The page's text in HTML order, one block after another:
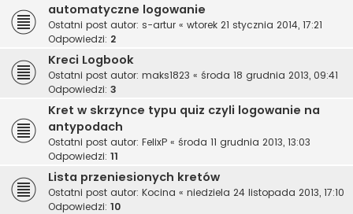
automatyczne logowanie
Ostatni post autor: s-artur « wtorek 21 stycznia 2014, 17:21
Odpowiedzi: 2
Kreci Logbook
Ostatni post autor: maks1823 « środa 18 grudnia 2013, 09:41
Odpowiedzi: 3
Kret w skrzynce typu quiz czyli logowanie na
antypodach
Ostatni post autor: FelixP « środa 11 grudnia 2013, 13:03
Odpowiedzi: 11
Lista przeniesionych kretów
Ostatni post autor: Kocina « niedziela 24 listopada 2013, 17:10
Odpowiedzi: 10